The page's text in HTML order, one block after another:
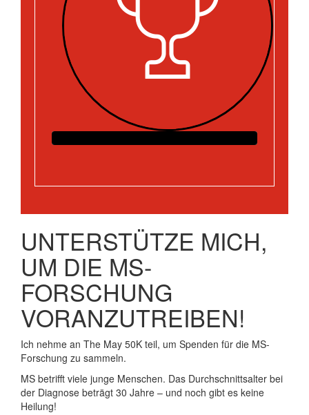
UNTERSTÜTZE MICH,
UM DIE MS-
FORSCHUNG
VORANZUTREIBEN!
Ich nehme an The May 50K teil, um Spenden für die MS-
Forschung zu sammeln.
MS betrifft viele junge Menschen. Das Durchschnittsalter bei
der Diagnose beträgt 30 Jahre – und noch gibt es keine
Heilung!